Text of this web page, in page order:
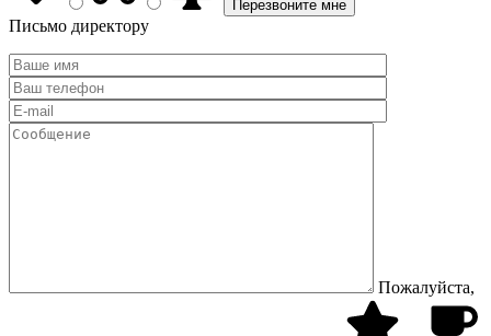
Письмо директору
Пожалуйста,